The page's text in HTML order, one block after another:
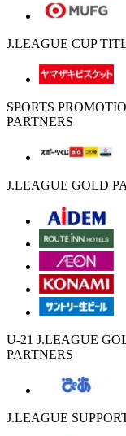
J.LEAGUE CUP
SPORTS
PARTNERS
J.LEAGUE GOLD
U-21 J.LEAGUE
PARTNERS
J.LEAGUE